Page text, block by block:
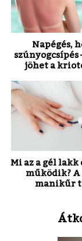
Napégés,
szúnyogcsípés
jöhet a
Mi az a gél lakk
működik?
manikűr